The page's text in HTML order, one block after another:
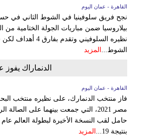
القاهرة - عمان اليوم
بيلاروسيا ضمن مباريات الجولة الختامية من
الشوط...
المزيد
الدنماراك يفوز على البحرين 34 /20 في
القاهرة - عمان اليوم
فاز منتخب الدنمارك، على نظيره منتخب
بنتيجة 19...
المزيد